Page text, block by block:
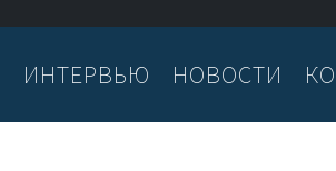
ИНТЕРВЬЮ НОВОСТИ